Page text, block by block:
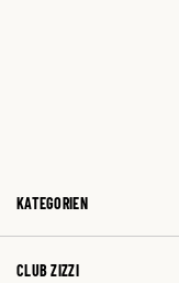
KATEGORIEN
CLUB ZIZZI